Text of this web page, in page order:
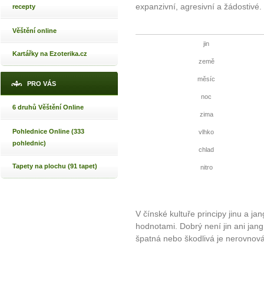
recepty
Věštění online
Kartářky na Ezoterika.cz
PRO VÁS
6 druhů Věštění Online
Pohlednice Online (333
pohlednic)
Tapety na plochu (91 tapet)
expanzivní, agresivní a
jin
země
měsíc
noc
zima
vlhko
chlad
nitro
V čínské kultuře principy jinu a
hodnotami. Dobrý není jin ani
špatná nebo škodlivá je